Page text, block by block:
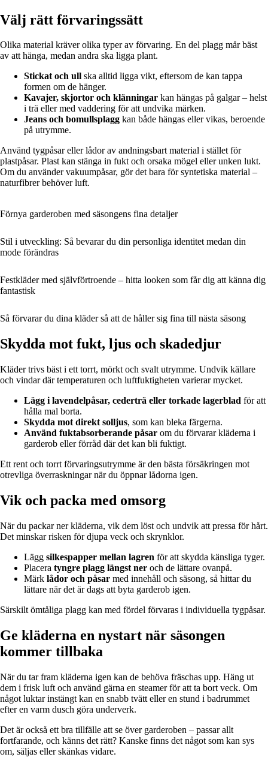
Välj rätt förvaringssätt
Olika material kräver olika typer av förvaring. En del plagg mår bäst
av att hänga, medan andra ska ligga plant.
Stickat och ull ska alltid ligga vikt, eftersom de kan tappa
formen om de hänger.
Kavajer, skjortor och klänningar kan hängas på galgar – helst
i trä eller med vaddering för att undvika märken.
Jeans och bomullsplagg kan både hängas eller vikas, beroende
på utrymme.
Använd tygpåsar eller lådor av andningsbart material i stället för
plastpåsar. Plast kan stänga in fukt och orsaka mögel eller unken lukt.
Om du använder vakuumpåsar, gör det bara för syntetiska material –
naturfibrer behöver luft.
Förnya garderoben med säsongens fina detaljer
Stil i utveckling: Så bevarar du din personliga identitet medan din
mode förändras
Festkläder med självförtroende – hitta looken som får dig att känna dig
fantastisk
Så förvarar du dina kläder så att de håller sig fina till nästa säsong
Skydda mot fukt, ljus och skadedjur
Kläder trivs bäst i ett torrt, mörkt och svalt utrymme. Undvik källare
och vindar där temperaturen och luftfuktigheten varierar mycket.
Lägg i lavendelpåsar, cederträ eller torkade lagerblad för att
hålla mal borta.
Skydda mot direkt solljus, som kan bleka färgerna.
Använd fuktabsorberande påsar om du förvarar kläderna i
garderob eller förråd där det kan bli fuktigt.
Ett rent och torrt förvaringsutrymme är den bästa försäkringen mot
otrevliga överraskningar när du öppnar lådorna igen.
Vik och packa med omsorg
När du packar ner kläderna, vik dem löst och undvik att pressa för hårt.
Det minskar risken för djupa veck och skrynklor.
Lägg silkespapper mellan lagren för att skydda känsliga tyger.
Placera tyngre plagg längst ner och de lättare ovanpå.
Märk lådor och påsar med innehåll och säsong, så hittar du
lättare när det är dags att byta garderob igen.
Särskilt ömtåliga plagg kan med fördel förvaras i individuella tygpåsar.
Ge kläderna en nystart när säsongen
kommer tillbaka
När du tar fram kläderna igen kan de behöva fräschas upp. Häng ut
dem i frisk luft och använd gärna en steamer för att ta bort veck. Om
något luktar instängt kan en snabb tvätt eller en stund i badrummet
efter en varm dusch göra underverk.
Det är också ett bra tillfälle att se över garderoben – passar allt
fortfarande, och känns det rätt? Kanske finns det något som kan sys
om, säljas eller skänkas vidare.